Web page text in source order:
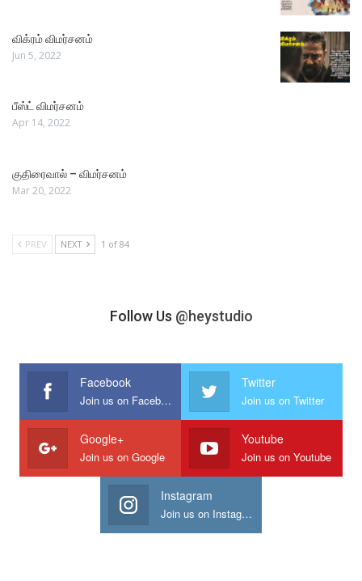
விக்ரம் விமர்சனம்
Jun 5, 2022
பீஸ்ட் விமர்சனம்
Apr 14, 2022
குதிரைவால் – விமர்சனம்
Mar 20, 2022
PREV NEXT 1 of 84
Follow Us @heystudio
Facebook
Join us on Facebook
Twitter
Join us on Twitter
Google+
Join us on Google
Youtube
Join us on Youtube
Instagram
Join us on Instagram